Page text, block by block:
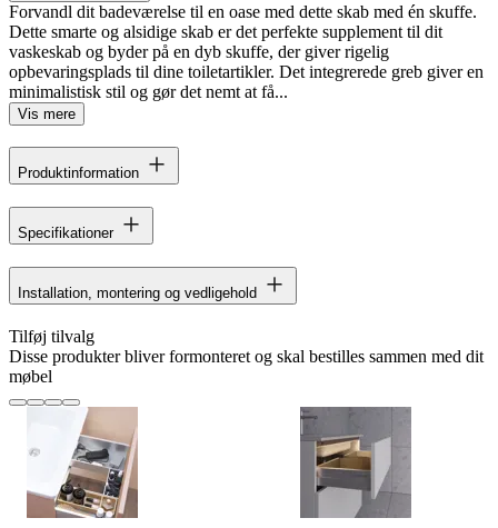
Forvandl dit badeværelse til en oase med dette skab med én skuffe.
Dette smarte og alsidige skab er det perfekte supplement til dit
vaskeskab og byder på en dyb skuffe, der giver rigelig
opbevaringsplads til dine toiletartikler. Det integrerede greb giver en
minimalistisk stil og gør det nemt at få...
Vis mere
Produktinformation
Specifikationer
Installation, montering og vedligehold
Tilføj tilvalg
Disse produkter bliver formonteret og skal bestilles sammen med dit
møbel